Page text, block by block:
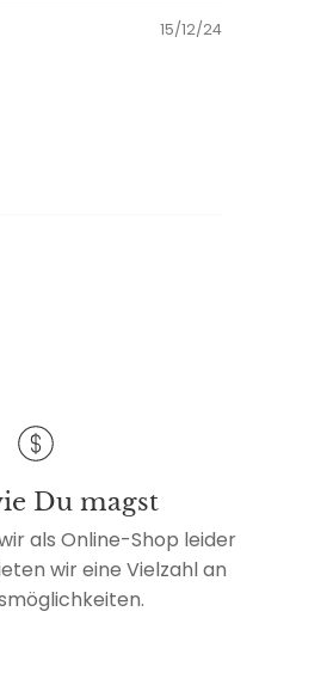
15/12/24
Du magst
als Online-Shop leider
wir eine Vielzahl an